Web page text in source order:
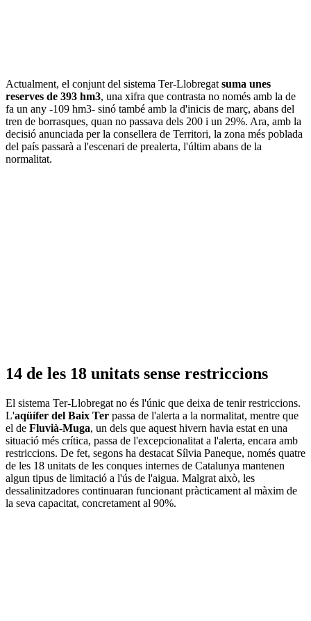
Actualment, el conjunt del sistema Ter-Llobregat suma unes
reserves de 393 hm3, una xifra que contrasta no només amb la de
fa un any -109 hm3- sinó també amb la d'inicis de març, abans del
tren de borrasques, quan no passava dels 200 i un 29%. Ara, amb la
decisió anunciada per la consellera de Territori, la zona més poblada
del país passarà a l'escenari de prealerta, l'últim abans de la
normalitat.
14 de les 18 unitats sense restriccions
El sistema Ter-Llobregat no és l'únic que deixa de tenir restriccions.
L'aqüífer del Baix Ter passa de l'alerta a la normalitat, mentre que
el de Fluvià-Muga, un dels que aquest hivern havia estat en una
situació més crítica, passa de l'excepcionalitat a l'alerta, encara amb
restriccions. De fet, segons ha destacat Sílvia Paneque, només quatre
de les 18 unitats de les conques internes de Catalunya mantenen
algun tipus de limitació a l'ús de l'aigua. Malgrat això, les
dessalinitzadores continuaran funcionant pràcticament al màxim de
la seva capacitat, concretament al 90%.